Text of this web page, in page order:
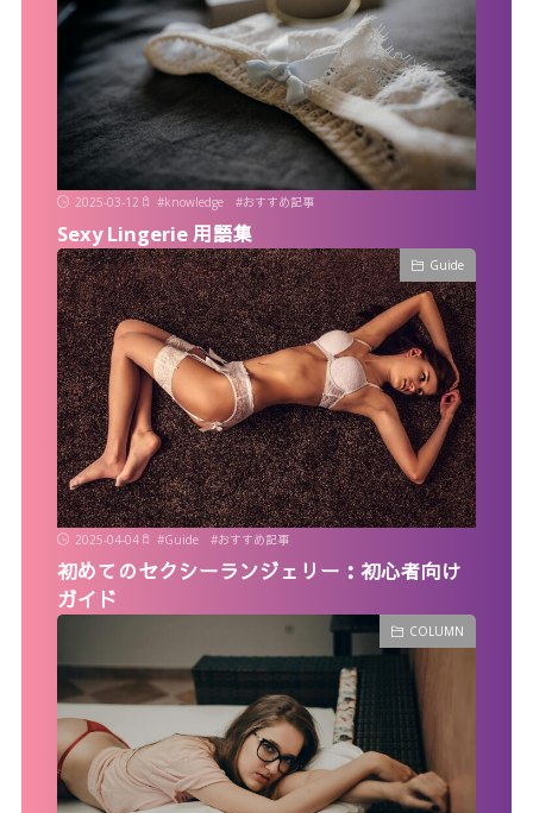
2025-03-12 #knowledge #おすすめ記事
Sexy Lingerie 用語集
Guide
2025-04-04 #Guide #おすすめ記事
初めてのセクシーランジェリー：初心者向け
ガイド
COLUMN